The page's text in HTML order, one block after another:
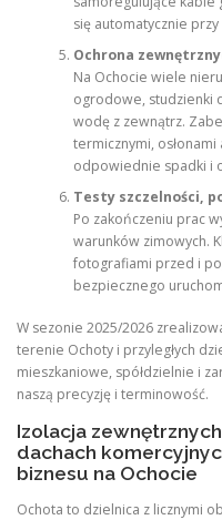
się automatycznie
Ochrona
Na Ochocie wiele
ogrodowe, studzienki
wodę z zewnątrz.
termicznymi,
odpowiednie spadki i
Testy szczelności,
Po zakończeniu prac
warunków zimowych.
fotografiami przed i
bezpiecznego
W sezonie 2025/2026
terenie Ochoty i przyległych
mieszkaniowe, spółdzielnie i
naszą precyzję i terminowość.
Izolacja
dachach
biznesu na Ochocie
Ochota to dzielnica z licznymi